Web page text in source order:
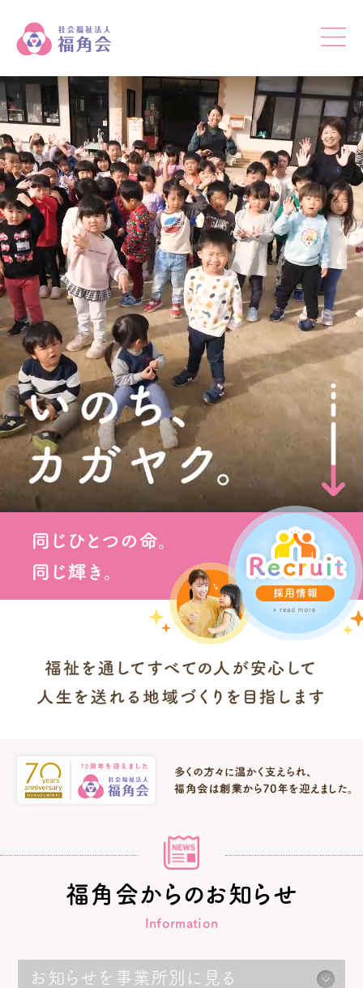
福角会からのお知らせ
Information
お知らせを事業所別に見る